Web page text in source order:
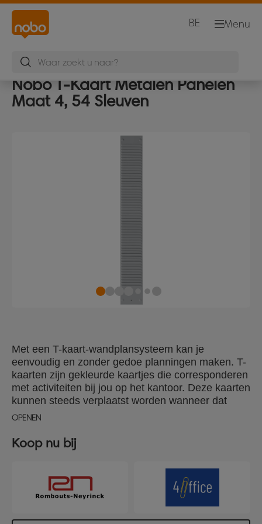
Menu
BE
Nobo T-Kaart Metalen Panelen
Maat 4, 54 Sleuven
Met een T-kaart-wandplansysteem kan je
eenvoudig en zonder gedoe planningen maken. T-
kaarten zijn gekleurde kaartjes die corresponderen
met activiteiten bij jou op het kantoor. Deze kaarten
kunnen steeds verplaatst worden wanneer dat
nodig is, en zorgen zo voor een krachtig en
verkrijgbaar in diverse formaten en kleuren. Schuif
ze in het paneel, en je zult zien dat jouw
panelen bevestigen zoals je zelf wilt, afhankelijk
van de schaal of scope van jouw activiteiten. De
panelen zijn op drie verschillende manieren aan
elkaar te koppelen: via een wandrail, via een
OPENEN
Koop nu bij